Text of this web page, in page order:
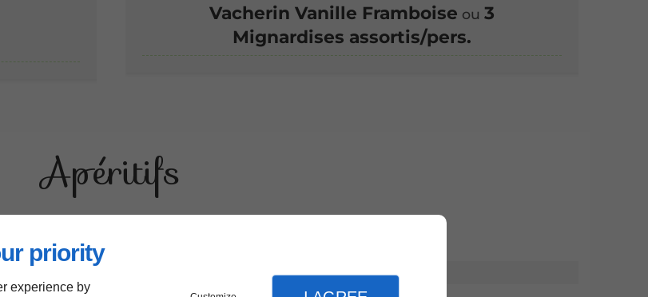
priority
experience by
Vacherin Vanille Framboise ou 3
Mignardises assortis/pers.
Apéritifs